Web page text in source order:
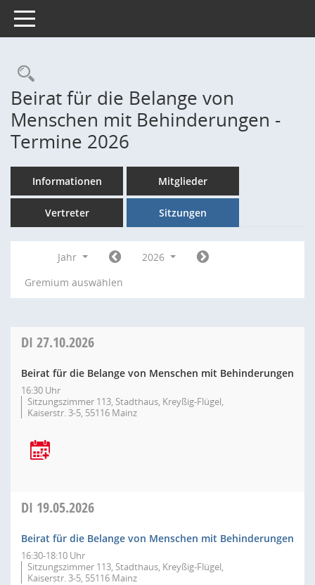
Toggle navigation
Rechercheauswahl
Beirat für die Belange von
Menschen mit Behinderungen -
Termine 2026
Informationen Mitglieder
Vertreter Sitzungen
Jahr
2026
Gremium auswählen
DI 27.10.2026
Beirat für die Belange von Menschen mit Behinderungen
16:30 Uhr
Sitzungszimmer 113, Stadthaus, Kreyßig-Flügel,
Kaiserstr. 3-5, 55116 Mainz
DI 19.05.2026
Beirat für die Belange von Menschen mit Behinderungen
16:30-18:10 Uhr
Sitzungszimmer 113, Stadthaus, Kreyßig-Flügel,
Kaiserstr. 3-5, 55116 Mainz